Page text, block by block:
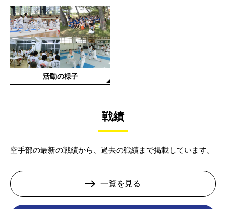
活動の様子
戦績
空手部の最新の戦績から、過去の戦績まで掲載しています。
一覧を見る